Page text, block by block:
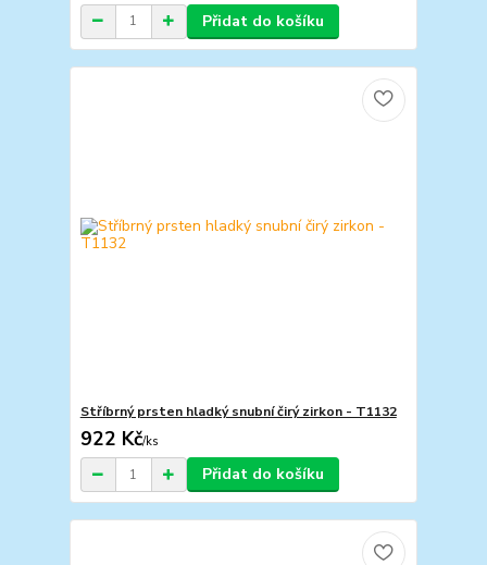
Přidat do košíku
Stříbrný prsten hladký snubní čirý zirkon - T1132
922 Kč/ks
Přidat do košíku